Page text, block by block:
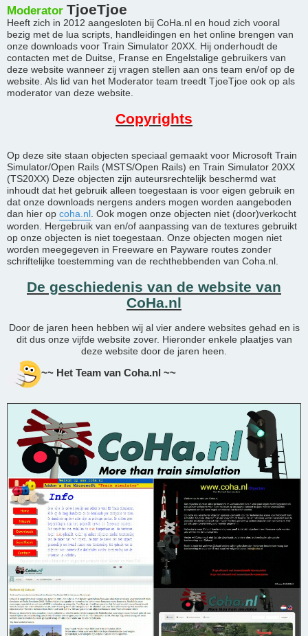
Moderator TjoeTjoe
Heeft zich in 2012 aangesloten bij CoHa.nl en houd zich vooral
bezig met de lua scripts, handleidingen en het online brengen van
onze downloads voor Train Simulator 20XX. Hij onderhoudt de
contacten met de Duitse, Franse en Engelstalige gebruikers van
deze website wanneer zij vragen stellen aan ons team en/of op de
website. Als lid van het Moderator team treedt TjoeTjoe ook op als
moderator van deze website.
Copyrights
Op deze site staan objecten speciaal gemaakt voor Microsoft Train
Simulator/Open Rails (MSTS/Open Rails) en Train Simulator 20XX
(TS20XX) Deze objecten zijn auteursrechtelijk beschermd wat
inhoudt dat het gebruik alleen toegestaan is voor eigen gebruik en
dat onze downloads nergens anders mogen worden aangeboden
dan hier op coha.nl . Ook mogen onze objecten niet (door)verkocht
worden. Hergebruik van en/of aanpassing van de textures gebruikt
op onze objecten is niet toegestaan. Onze objecten mogen niet
worden meegegeven in Freeware en Payware routes zonder
schriftelijke toestemming van de rechthebbenden van Coha.nl.
De geschiedenis van de website van
CoHa.nl
Door de jaren heen hebben wij al vier andere websites gehad en is
dit dus onze vijfde website zover. Hieronder enkele plaatjes van
deze website door de jaren heen.
~~ Het Team van Coha.nl ~~